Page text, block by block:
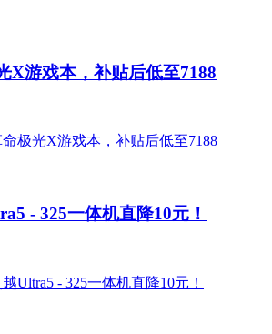
X游戏本，补贴后低至7188
- 325一体机直降10元！